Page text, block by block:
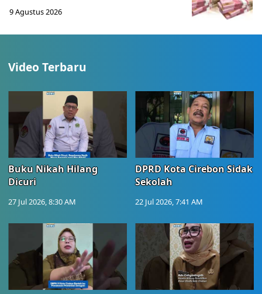
9 Agustus 2026
Video Terbaru
Buku Nikah Hilang
Dicuri
27 Jul 2026, 8:30 AM
DPRD Kota Cirebon Sidak
Sekolah
22 Jul 2026, 7:41 AM